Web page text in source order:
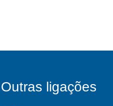
Outras ligações